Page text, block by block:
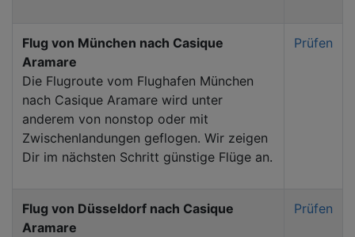
Flug von München nach Casique
Aramare
Die Flugroute vom Flughafen München
nach Casique Aramare wird unter
anderem von nonstop oder mit
Zwischenlandungen geflogen. Wir zeigen
Dir im nächsten Schritt günstige Flüge an.
Prüfen
Flug von Düsseldorf nach Casique
Aramare
Prüfen